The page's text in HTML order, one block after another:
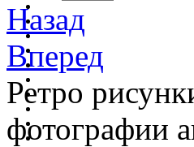
Назад
Вперед
Ретро
фотографии